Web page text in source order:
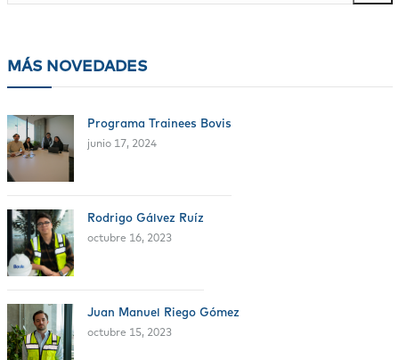
MÁS NOVEDADES
Programa Trainees Bovis
junio 17, 2024
Rodrigo Gálvez Ruíz
octubre 16, 2023
Juan Manuel Riego Gómez
octubre 15, 2023